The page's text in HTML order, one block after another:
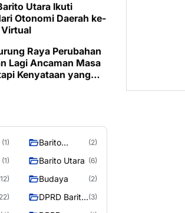
Utara Ikuti
Otonomi Daerah ke-
Virtual
Raya Perubahan
Lagi Ancaman Masa
Kenyataan yang
(1)
Barito
(2)
(1) Barito Utara (6)
Budaya (2)
DPRD Barito (3)